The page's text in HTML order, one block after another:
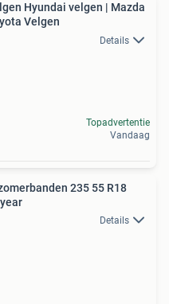
Hyundai velgen | Mazda
Velgen
Details
Topadvertentie
Vandaag
235 55 R18
Details